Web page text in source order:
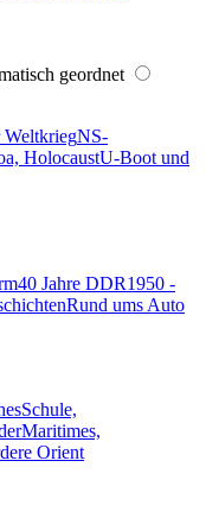
geordnet
WeltkriegNS-
HolocaustU-Boot und
40 Jahre DDR1950 -
Rund ums Auto
Schule,
Maritimes,
Orient